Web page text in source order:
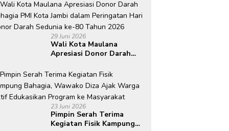
29 Juni 2026
Wali Kota Maulana
Apresiasi Donor Darah
dalam Peringatan Hari
Donor Darah Sedunia ke-
80 Tahun 2026
23 Juni 2026
Pimpin Serah Terima
Kegiatan Fisik Kampung